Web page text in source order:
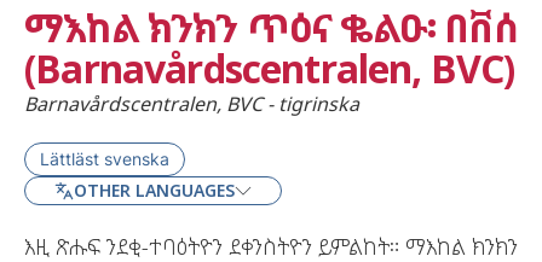
ማእከል ክንክን ጥዕና ቈልዑ፡ በቨሰ
(Barnavårdscentralen, BVC)
Barnavårdscentralen, BVC - tigrinska
Lättläst svenska
OTHER LANGUAGES
እዚ ጽሑፍ ንደቂ-ተባዕትዮን ደቀንስትዮን ይምልከት። ማእከል ክንክን